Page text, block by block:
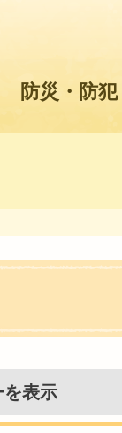
防災・防犯
表示